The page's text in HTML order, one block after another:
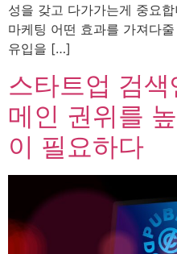
성을 갖고 다가가는게 중요
마케팅 어떤 효과를 가져다
유입을 […]
스타트업 검
메인 권위를
이 필요하다